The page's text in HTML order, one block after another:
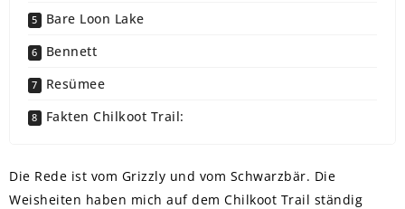
Bare Loon Lake
Bennett
Resümee
Fakten Chilkoot Trail:
Die Rede ist vom Grizzly und vom Schwarzbär. Die
Weisheiten haben mich auf dem Chilkoot Trail ständig